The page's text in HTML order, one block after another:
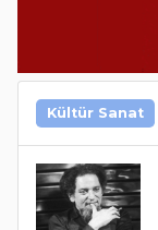
Kültür Sanat